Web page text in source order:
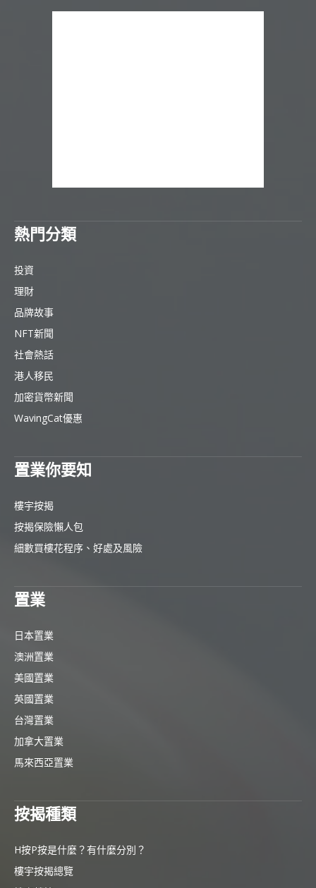
熱門分類
投資
理財
品牌故事
NFT新聞
社會熱話
港人移民
加密貨幣新聞
WavingCat優惠
置業你要知
樓宇按揭
按揭保險懶人包
細數買樓花程序、好處及風險
置業
日本置業
澳洲置業
美國置業
英國置業
台灣置業
加拿大置業
馬來西亞置業
按揭種類
H按P按是什麼？有什麼分別？
樓宇按揭總覽